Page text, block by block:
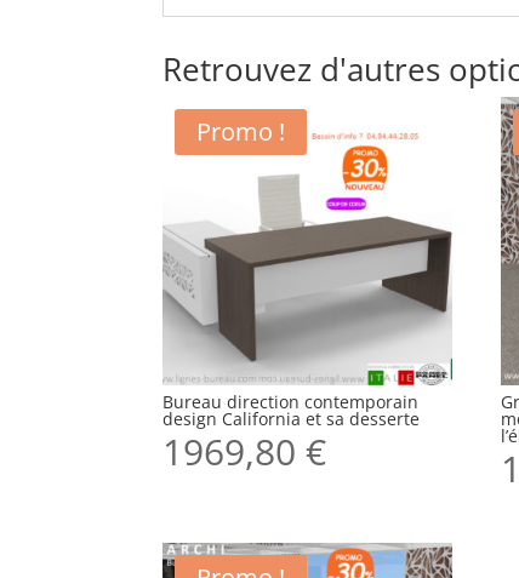
Retrouvez d'autres
Promo !
Bureau direction contemporain
design California et sa desserte
1969,80€